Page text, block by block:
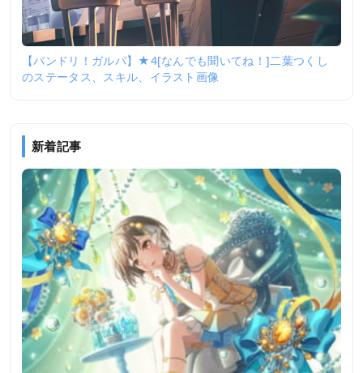
【バンドリ！ガルパ】★4[なんでも聞いてね！]二葉つくし
のステータス、スキル、イラスト画像
新着記事